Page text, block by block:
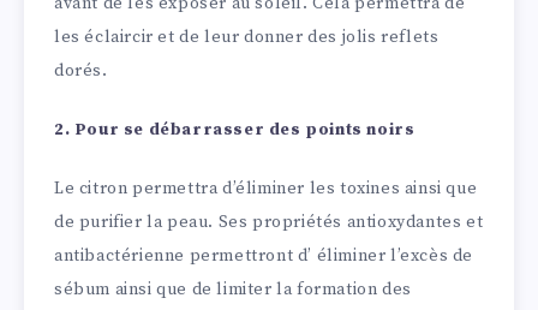
les éclaircir et de leur donner des jolis reflets
dorés.
2. Pour se débarrasser des points noirs
Le citron permettra d’éliminer les toxines ainsi que
de purifier la peau. Ses propriétés antioxydantes et
antibactérienne permettront d’ éliminer l’excès de
sébum ainsi que de limiter la formation des